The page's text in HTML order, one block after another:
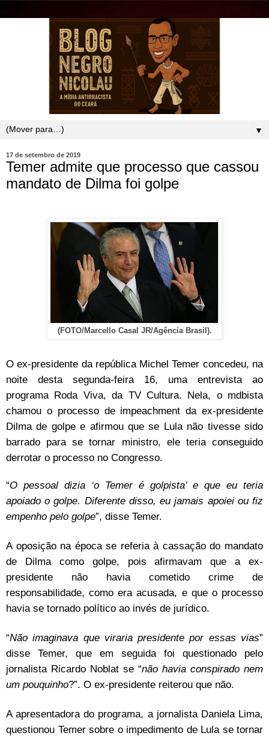
▼
17 de setembro de 2019
Temer admite que processo que cassou
mandato de Dilma foi golpe
(FOTO/Marcello Casal JR/Agência Brasil).
O ex-presidente da república Michel Temer concedeu, na
noite desta segunda-feira 16, uma entrevista ao
programa Roda Viva, da TV Cultura. Nela, o mdbista
chamou o processo de impeachment da ex-presidente
Dilma de golpe e afirmou que se Lula não tivesse sido
barrado para se tornar ministro, ele teria conseguido
derrotar o processo no Congresso.
“O pessoal dizia ‘o Temer é golpista’ e que eu teria
apoiado o golpe. Diferente disso, eu jamais apoiei ou fiz
empenho pelo golpe”, disse Temer.
A oposição na época se referia à cassação do mandato
de Dilma como golpe, pois afirmavam que a ex-
presidente não havia cometido crime de
responsabilidade, como era acusada, e que o processo
havia se tornado político ao invés de jurídico.
“Não imaginava que viraria presidente por essas vias”
disse Temer, que em seguida foi questionado pelo
jornalista Ricardo Noblat se “não havia conspirado nem
um pouquinho?”. O ex-presidente reiterou que não.
A apresentadora do programa, a jornalista Daniela Lima,
questionou Temer sobre o impedimento de Lula se tornar